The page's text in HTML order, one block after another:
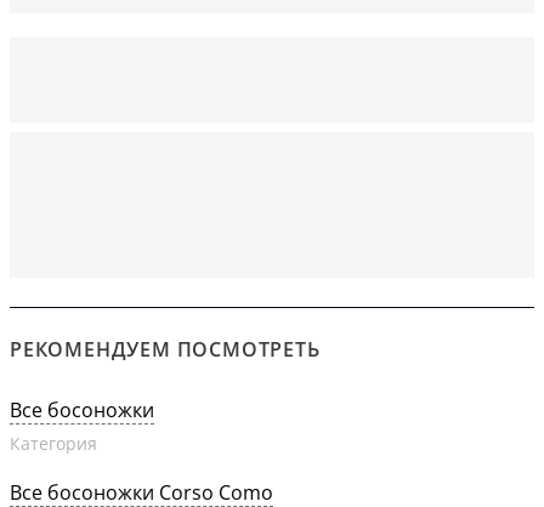
РЕКОМЕНДУЕМ ПОСМОТРЕТЬ
Все босоножки
Категория
Все босоножки Corso Como